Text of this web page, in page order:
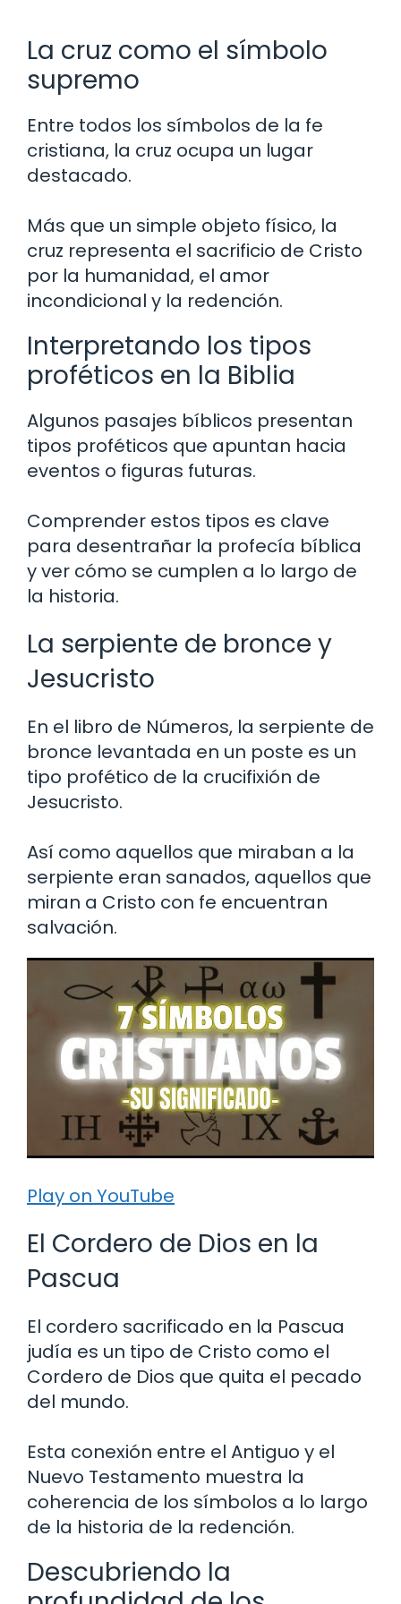
La cruz como el símbolo
supremo
Entre todos los símbolos de la fe
cristiana, la cruz ocupa un lugar
destacado.
Más que un simple objeto físico, la
cruz representa el sacrificio de Cristo
por la humanidad, el amor
incondicional y la redención.
Interpretando los tipos
proféticos en la Biblia
Algunos pasajes bíblicos presentan
tipos proféticos que apuntan hacia
eventos o figuras futuras.
Comprender estos tipos es clave
para desentrañar la profecía bíblica
y ver cómo se cumplen a lo largo de
la historia.
La serpiente de bronce y
Jesucristo
En el libro de Números, la serpiente de
bronce levantada en un poste es un
tipo profético de la crucifixión de
Jesucristo.
Así como aquellos que miraban a la
serpiente eran sanados, aquellos que
miran a Cristo con fe encuentran
salvación.
Play on YouTube
El Cordero de Dios en la
Pascua
El cordero sacrificado en la Pascua
judía es un tipo de Cristo como el
Cordero de Dios que quita el pecado
del mundo.
Esta conexión entre el Antiguo y el
Nuevo Testamento muestra la
coherencia de los símbolos a lo largo
de la historia de la redención.
Descubriendo la